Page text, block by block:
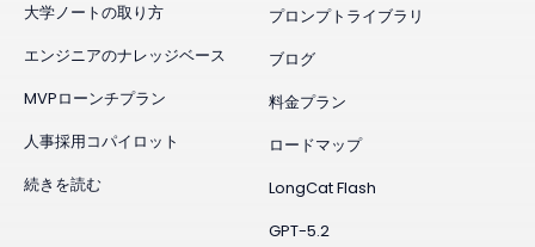
大学ノートの取り方
エンジニアのナレッジベース
MVPローンチプラン
人事採用コパイロット
続きを読む
プロンプトライブラリ
ブログ
料金プラン
ロードマップ
LongCat Flash
GPT-5.2